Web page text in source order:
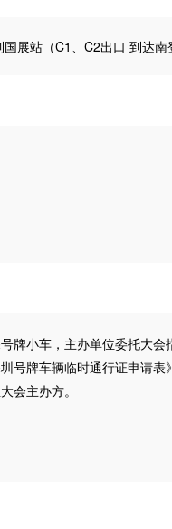
展站（C1、C2出口 到达南
牌小车，主办单位委托大会
号牌车辆临时通行证申请表
会主办方。